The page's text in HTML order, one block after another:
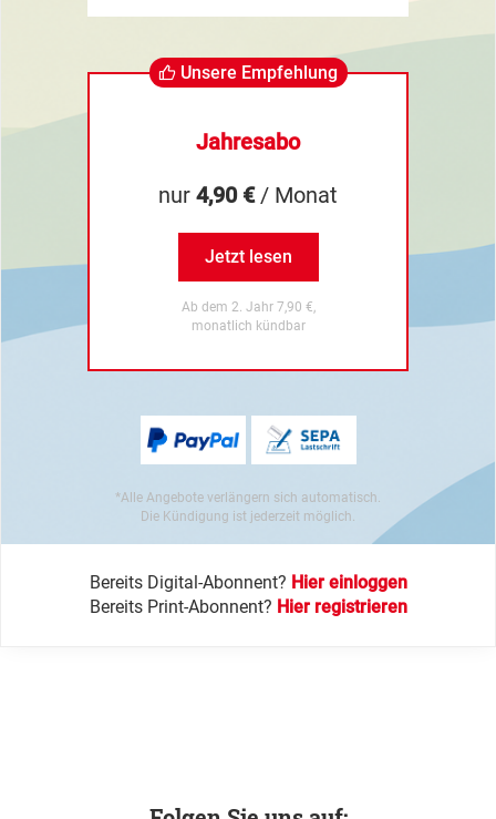
Unsere Empfehlung
Jahresabo
nur 4,90 €/ Monat
Jetzt lesen
Ab dem 2. Jahr 7,90 €,
monatlich kündbar
*Alle Angebote verlängern sich automatisch.
Die Kündigung ist jederzeit möglich.
Bereits Digital-Abonnent? Hier einloggen
Bereits Print-Abonnent? Hier registrieren